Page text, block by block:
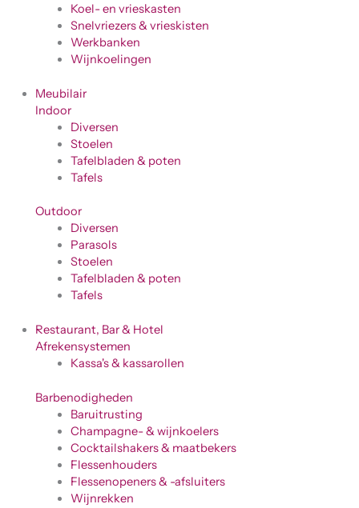
Koel- en vrieskasten
Snelvriezers & vrieskisten
Werkbanken
Wijnkoelingen
Meubilair
Indoor
Diversen
Stoelen
Tafelbladen & poten
Tafels
Outdoor
Diversen
Parasols
Stoelen
Tafelbladen & poten
Tafels
Restaurant, Bar & Hotel
Afrekensystemen
Kassa's & kassarollen
Barbenodigheden
Baruitrusting
Champagne- & wijnkoelers
Cocktailshakers & maatbekers
Flessenhouders
Flessenopeners & -afsluiters
Wijnrekken